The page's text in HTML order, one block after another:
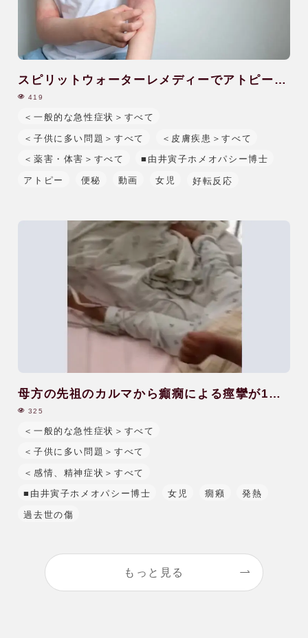
ホメオパシー体験談
健康相談会の治癒・改善例
水のレメディー体験談
JPHMAコングレス発表症例
よくある質問
用語辞典
レメディー辞典
スピリットウォーターレメディーでアトピーが
改善|9歳|女児
419
＜一般的な急性症状＞すべて
＜子供に多い問題＞すべて ＜皮膚疾患＞すべて
＜薬害・体害＞すべて ■由井寅子ホメオパシー博士
アトピー 便秘 動画 女児 好転反応
母方の先祖のカルマから癲癇による痙攣が1日
に50回起きる|3歳|女児
325
＜一般的な急性症状＞すべて
＜子供に多い問題＞すべて
＜感情、精神症状＞すべて
■由井寅子ホメオパシー博士 女児 癇癪 発熱
過去世の傷
もっと見る